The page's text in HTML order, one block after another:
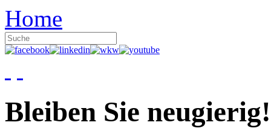
Home
Bleiben Sie neugierig!